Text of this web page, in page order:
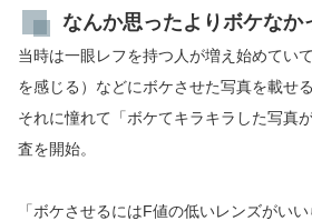
なんか思ったよりボケなか
当時は一眼レフを持つ人が増え始めてい
を感じる）などにボケさせた写真を載せ
それに憧れて「ボケてキラキラした写真
査を開始。
「ボケさせるにはF値の低いレンズがい